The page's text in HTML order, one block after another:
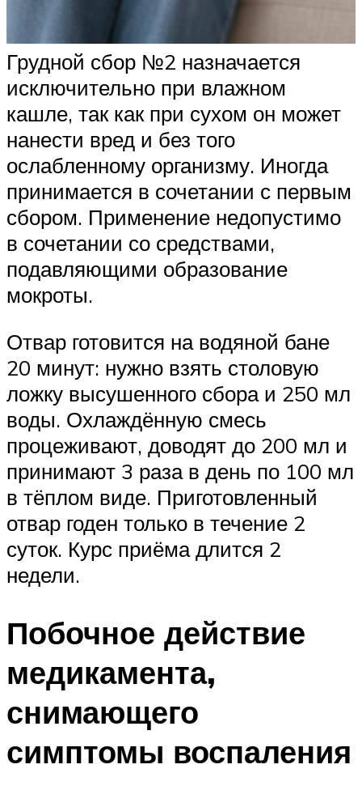
Грудной сбор №2 назначается
исключительно при влажном
кашле, так как при сухом он может
нанести вред и без того
ослабленному организму. Иногда
принимается в сочетании с первым
сбором. Применение недопустимо
в сочетании со средствами,
подавляющими образование
мокроты.
Отвар готовится на водяной бане
20 минут: нужно взять столовую
ложку высушенного сбора и 250 мл
воды. Охлаждённую смесь
процеживают, доводят до 200 мл и
принимают 3 раза в день по 100 мл
в тёплом виде. Приготовленный
отвар годен только в течение 2
суток. Курс приёма длится 2
недели.
Побочное действие
медикамента,
снимающего
симптомы воспаления